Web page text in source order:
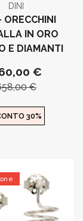
DINI
ORECCHINI
IN ORO
E DIAMANTI
€
€
30%